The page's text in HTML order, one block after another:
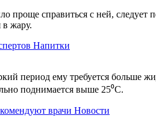
справиться с ней, следует
в жару.
Напитки
период ему требуется больше
поднимается выше 25⁰С.
врачи Новости